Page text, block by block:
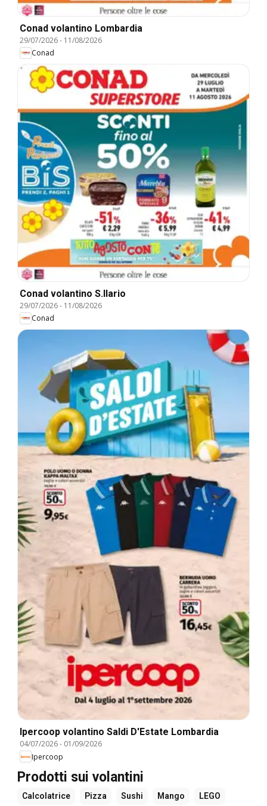
Conad volantino Lombardia
29/07/2026- 11/08/2026
Conad
Conad volantino S.Ilario
29/07/2026- 11/08/2026
Conad
Ipercoop volantino Saldi D'Estate Lombardia
04/07/2026- 01/09/2026
Ipercoop
Prodotti sui volantini
Calcolatrice Pizza Sushi Mango LEGO